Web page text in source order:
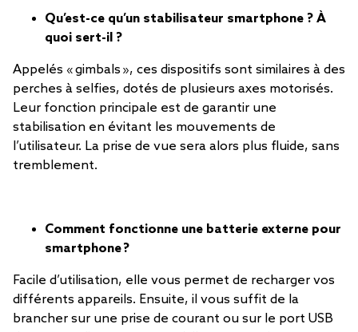
Qu’est-ce qu’un stabilisateur smartphone ? À
quoi sert-il ?
Appelés « gimbals », ces dispositifs sont similaires à des
perches à selfies, dotés de plusieurs axes motorisés.
Leur fonction principale est de garantir une
stabilisation en évitant les mouvements de
l’utilisateur. La prise de vue sera alors plus fluide, sans
tremblement.
Comment fonctionne une batterie externe pour
smartphone ?
Facile d’utilisation, elle vous permet de recharger vos
différents appareils. Ensuite, il vous suffit de la
brancher sur une prise de courant ou sur le port USB